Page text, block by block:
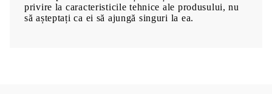
privire la caracteristicile tehnice ale produsului, nu
să așteptați ca ei să ajungă singuri la ea.